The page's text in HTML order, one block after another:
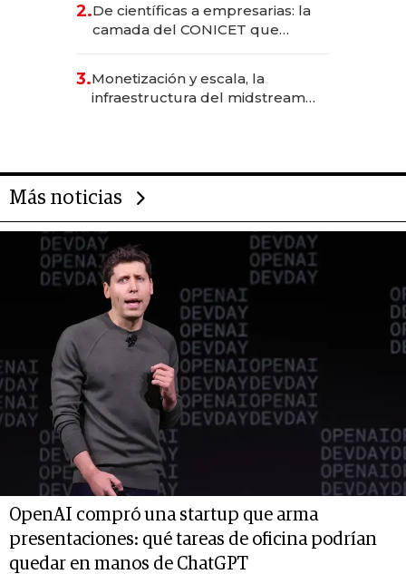
2.De científicas a empresarias: la
camada del CONICET que
3.Monetización y escala, la
infraestructura del midstream
Más noticias
OpenAI compró una startup que arma
presentaciones: qué tareas de oficina podrían
quedar en manos de ChatGPT